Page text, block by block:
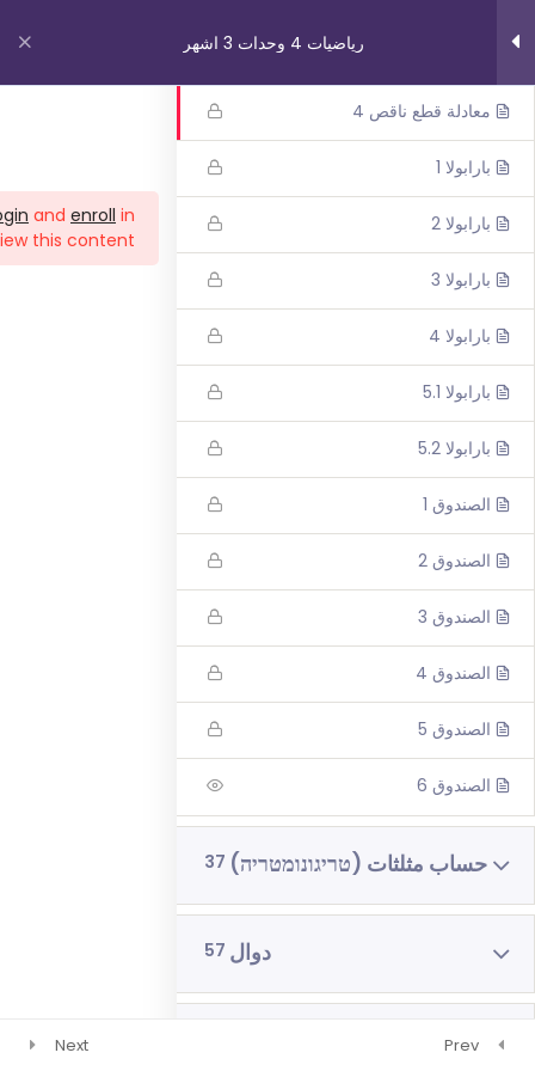
رياضيات 4 وحدات 3 اشهر
معادلة قطع ناقص 4
بارابولا 1
بارابولا 2
بارابولا 3
بارابولا 4
بارابولا 5.1
بارابولا 5.2
الصندوق 1
الصندوق 2
الصندوق 3
الصندوق 4
الصندوق 5
الصندوق 6
حساب مثلثات (טריגונומטריה) 37
دوال 57
العظمى والصغرى (בעיות
and enroll in
this content!
Prev
Next
روابط مهمة
من نحن
اتصل بنا
_תנאי שימוש עברית
شروط الاستخدام
دوراتنا
بچروت 3 وحدات 1 اشهر
رياضيات 4 وحدات 3 اشهر
فيزياء 3 اشهر